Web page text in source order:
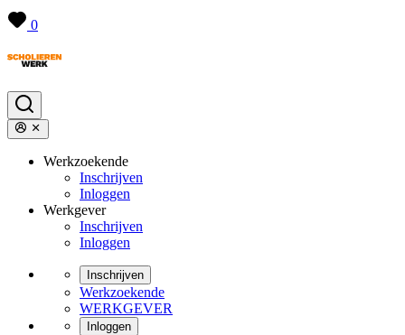
0
Werkzoekende
Inschrijven
Inloggen
Werkgever
Inschrijven
Inloggen
Inschrijven
Werkzoekende
WERKGEVER
Inloggen